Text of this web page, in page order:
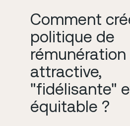
Comment
politique de
rémunération
attractive,
"fidélisante"
équitable ?